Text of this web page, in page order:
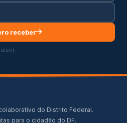
receber
do Distrito Federal.
para o cidadão do DF.